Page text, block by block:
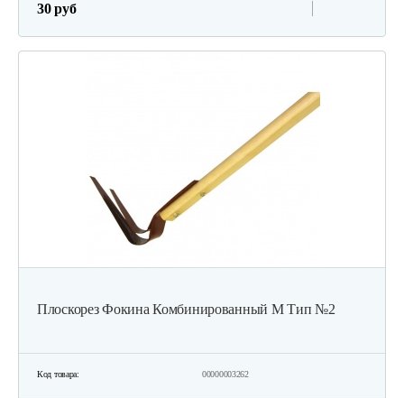
30 руб
Плоскорез Фокина Комбинированный М Тип №2
Код товара: 00000003262